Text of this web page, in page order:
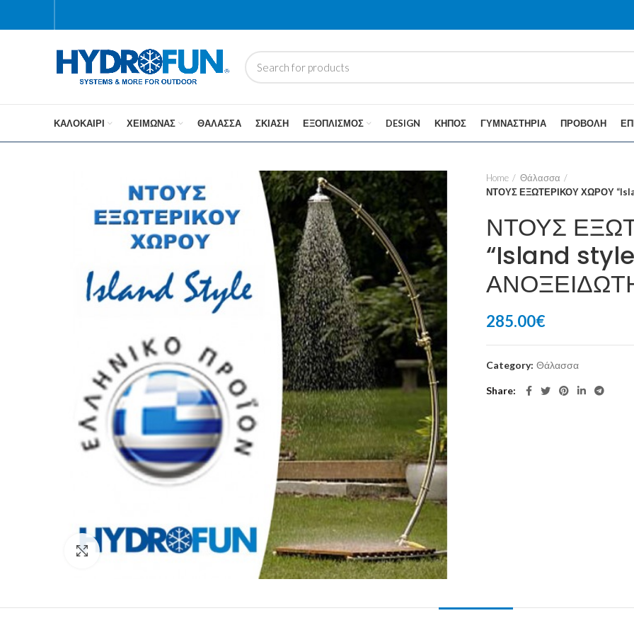
ΚΑΛΟΚΑΊΡΙ ΧΕΙΜΏΝΑΣ ΘΆΛΑΣΣΑ ΣΚΊΑΣΗ ΕΞΟΠΛΙΣΜΌΣ DESIGN ΚΉΠΟΣ ΓΥΜΝΑΣΤΉΡΙΑ ΠΡΟΒΟΛΉ
Click to enlarge
Home
Θάλασσα
ΝΤΟΥΣ ΕΞΩΤΕΡΙΚΟΥ ΧΩΡΟΥ
ΝΤΟΥΣ
“Island
285.00€
Category: Θάλασσα
Share